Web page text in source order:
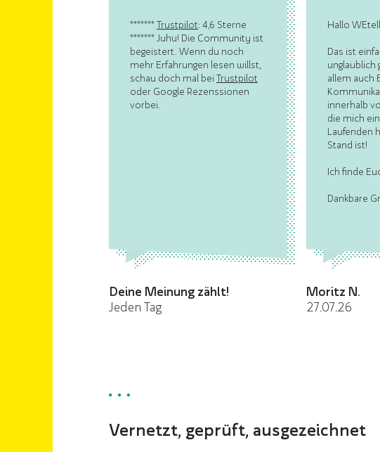
*******Trustpilot: 4,6 Sterne
******* Juhu! Die Community ist
begeistert. Wenn du noch
mehr Erfahrungen lesen willst,
schau doch mal bei Trustpilot
oder Google Rezenssionen
vorbei.
Deine Meinung zählt!
Jeden Tag
Hallo
Das ist
unglaublich
allem auch
innerhalb
die mich
Laufenden
Stand ist!
Ich finde
Dankbare
Moritz N.
27.07.26
Vernetzt, geprüft, ausgezeichnet